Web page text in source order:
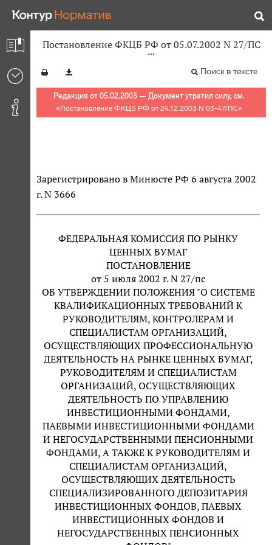
Постановление ФКЦБ РФ от 05.07.2002 N 27/ПС
Поиск в тексте
Редакция от 05.02.2003 — Документ утратил силу, см.
«Постановление ФКЦБ РФ от 24.12.2003 N 03-47/ПС»
Зарегистрировано в Минюсте РФ 6 августа 2002
г. N 3666
ФЕДЕРАЛЬНАЯ КОМИССИЯ ПО РЫНКУ
ЦЕННЫХ БУМАГ
ПОСТАНОВЛЕНИЕ
от 5 июля 2002 г. N 27/пс
ОБ УТВЕРЖДЕНИИ ПОЛОЖЕНИЯ "О СИСТЕМЕ
КВАЛИФИКАЦИОННЫХ ТРЕБОВАНИЙ К
РУКОВОДИТЕЛЯМ, КОНТРОЛЕРАМ И
СПЕЦИАЛИСТАМ ОРГАНИЗАЦИЙ,
ОСУЩЕСТВЛЯЮЩИХ ПРОФЕССИОНАЛЬНУЮ
ДЕЯТЕЛЬНОСТЬ НА РЫНКЕ ЦЕННЫХ БУМАГ,
РУКОВОДИТЕЛЯМ И СПЕЦИАЛИСТАМ
ОРГАНИЗАЦИЙ, ОСУЩЕСТВЛЯЮЩИХ
ДЕЯТЕЛЬНОСТЬ ПО УПРАВЛЕНИЮ
ИНВЕСТИЦИОННЫМИ ФОНДАМИ,
ПАЕВЫМИ ИНВЕСТИЦИОННЫМИ ФОНДАМИ
И НЕГОСУДАРСТВЕННЫМИ ПЕНСИОННЫМИ
ФОНДАМИ, А ТАКЖЕ К РУКОВОДИТЕЛЯМ И
СПЕЦИАЛИСТАМ ОРГАНИЗАЦИЙ,
ОСУЩЕСТВЛЯЮЩИХ ДЕЯТЕЛЬНОСТЬ
СПЕЦИАЛИЗИРОВАННОГО ДЕПОЗИТАРИЯ
ИНВЕСТИЦИОННЫХ ФОНДОВ, ПАЕВЫХ
ИНВЕСТИЦИОННЫХ ФОНДОВ И
НЕГОСУДАРСТВЕННЫХ ПЕНСИОННЫХ